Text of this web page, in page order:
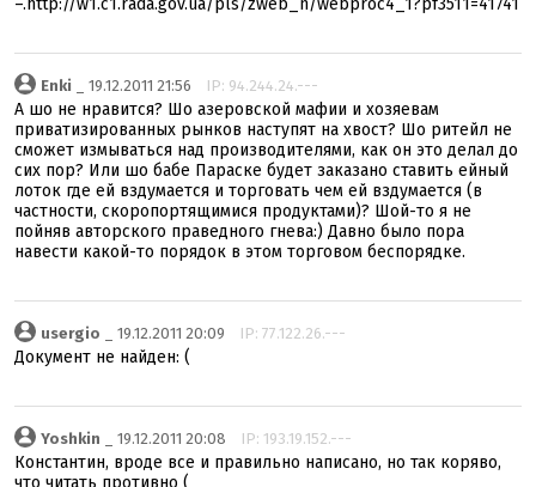
–.http://w1.c1.rada.gov.ua/pls/zweb_n/webproc4_1?pf3511=41741
Enki _ 19.12.2011 21:56 IP: 94.244.24.---
А шо не нравится? Шо азеровской мафии и хозяевам
приватизированных рынков наступят на хвост? Шо ритейл не
сможет измываться над производителями, как он это делал до
сих пор? Или шо бабе Параске будет заказано ставить ейный
лоток где ей вздумается и торговать чем ей вздумается (в
частности, скоропортящимися продуктами)? Шой-то я не
пойняв авторского праведного гнева:) Давно было пора
навести какой-то порядок в этом торговом беспорядке.
usergio _ 19.12.2011 20:09 IP: 77.122.26.---
Документ не найден: (
Yoshkin _ 19.12.2011 20:08 IP: 193.19.152.---
Константин, вроде все и правильно написано, но так коряво,
что читать противно (